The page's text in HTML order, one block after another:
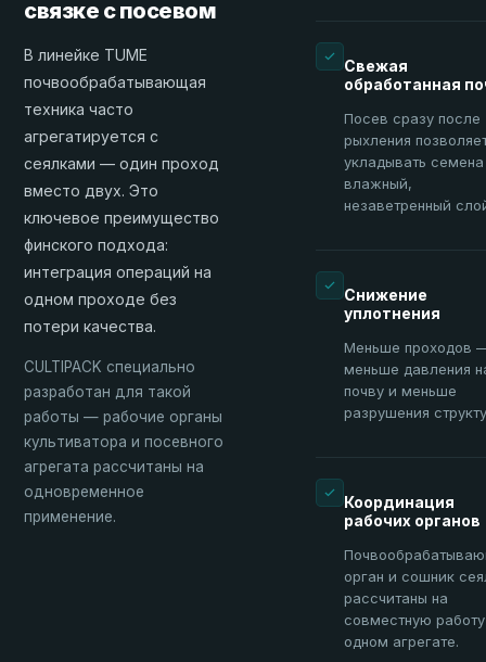
связке с посевом
В линейке TUME
почвообрабатывающая
техника часто
агрегатируется с
сеялками — один проход
вместо двух. Это
ключевое преимущество
финского подхода:
интеграция операций на
одном проходе без
потери качества.
CULTIPACK специально
разработан для такой
работы — рабочие органы
культиватора и посевного
агрегата рассчитаны на
одновременное
применение.
Свежая
обработанная
Посев сразу после
рыхления
укладывать
влажный,
незаветренный
Снижение
уплотнения
Меньше проходов
меньше давления
почву и меньше
разрушения
Координация
рабочих органов
орган и сошник
рассчитаны на
совместную
одном агрегате.